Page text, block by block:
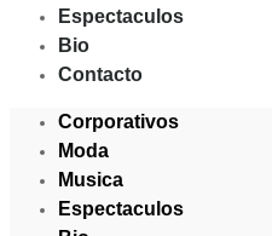
Espectaculos
Bio
Contacto
Corporativos
Moda
Musica
Espectaculos